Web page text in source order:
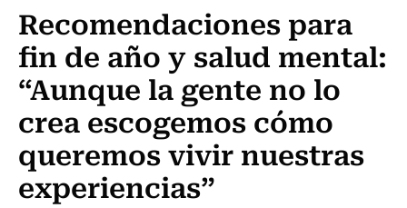
Recomendaciones para
fin de año y salud mental:
“Aunque la gente no lo
crea escogemos cómo
queremos vivir nuestras
experiencias”